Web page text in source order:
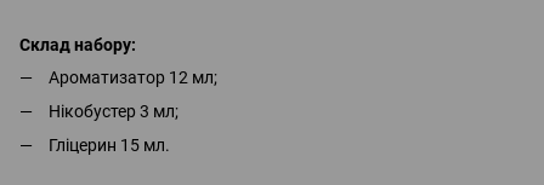
Склад набору:
Ароматизатор 12 мл;
Нікобустер 3 мл;
Гліцерин 15 мл.